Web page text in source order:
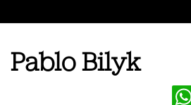
Pablo Bilyk